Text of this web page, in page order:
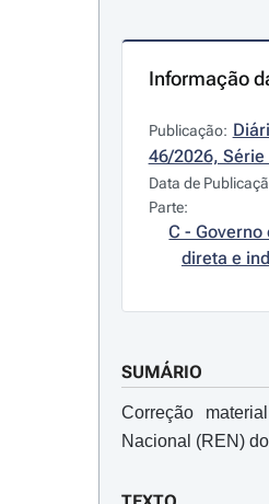
Informação
Publicação:
46/2026,
Data de
Parte:
C -
direta e
SUMÁRIO
Correção
Nacional (REN)